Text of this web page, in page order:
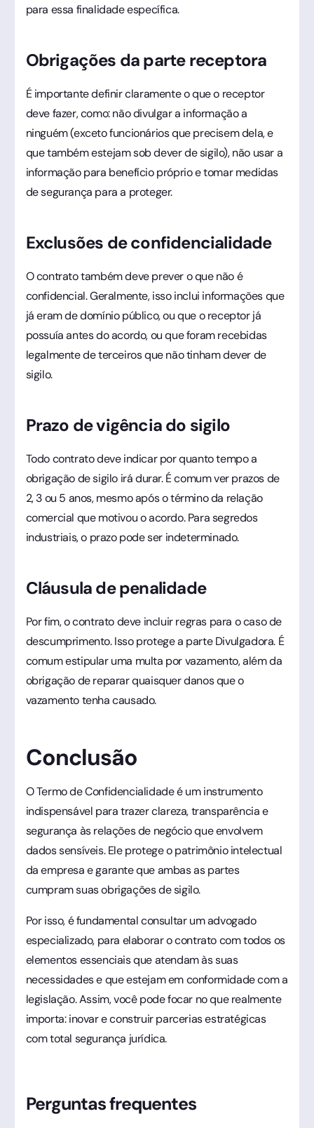
para essa finalidade específica.
Obrigações da parte receptora
É importante definir claramente o que o receptor
deve fazer, como: não divulgar a informação a
ninguém (exceto funcionários que precisem dela, e
que também estejam sob dever de sigilo), não usar a
informação para benefício próprio e tomar medidas
de segurança para a proteger.
Exclusões de confidencialidade
O contrato também deve prever o que não é
confidencial. Geralmente, isso inclui informações que
já eram de domínio público, ou que o receptor já
possuía antes do acordo, ou que foram recebidas
legalmente de terceiros que não tinham dever de
sigilo.
Prazo de vigência do sigilo
Todo contrato deve indicar por quanto tempo a
obrigação de sigilo irá durar. É comum ver prazos de
2, 3 ou 5 anos, mesmo após o término da relação
comercial que motivou o acordo. Para segredos
industriais, o prazo pode ser indeterminado.
Cláusula de penalidade
Por fim, o contrato deve incluir regras para o caso de
descumprimento. Isso protege a parte Divulgadora. É
comum estipular uma multa por vazamento, além da
obrigação de reparar quaisquer danos que o
vazamento tenha causado.
Conclusão
O Termo de Confidencialidade é um instrumento
indispensável para trazer clareza, transparência e
segurança às relações de negócio que envolvem
dados sensíveis. Ele protege o patrimônio intelectual
da empresa e garante que ambas as partes
cumpram suas obrigações de sigilo.
Por isso, é fundamental consultar um advogado
especializado, para elaborar o contrato com todos os
elementos essenciais que atendam às suas
necessidades e que estejam em conformidade com a
legislação. Assim, você pode focar no que realmente
importa: inovar e construir parcerias estratégicas
com total segurança jurídica.
Perguntas frequentes